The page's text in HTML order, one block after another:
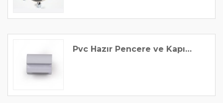
Pvc Hazır Pencere ve Kapı